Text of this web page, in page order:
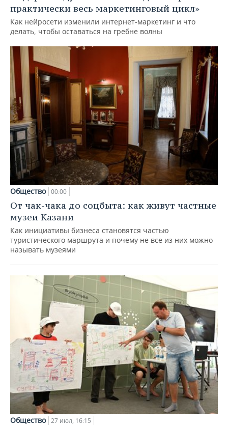
практически весь маркетинговый цикл»
Как нейросети изменили интернет-маркетинг и что
делать, чтобы оставаться на гребне волны
Общество 00:00
От чак-чака до соцбыта: как живут частные
музеи Казани
Как инициативы бизнеса становятся частью
туристического маршрута и почему не все из них можно
называть музеями
Общество 27 июл, 16:15